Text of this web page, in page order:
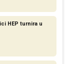
HEP turnira u